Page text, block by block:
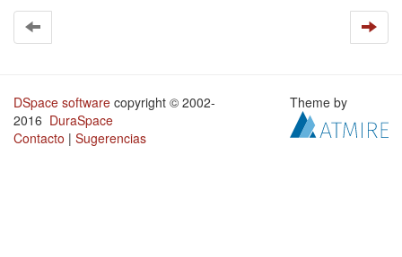
DSpace software copyright © 2002-
2016 DuraSpace
Contacto | Sugerencias
Theme by